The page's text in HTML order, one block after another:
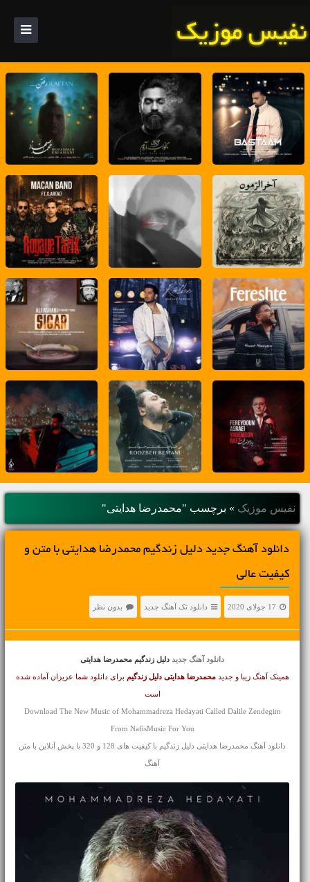
نفیس موزیک » برچسب "محمدرضا هدایتی"
دانلود آهنگ جديد دلیل زندگیم محمدرضا هدایتی با متن و
کیفیت عالی
17 جولای 2020 دانلود تک آهنگ جدید بدون نظر
دانلود آهنگ جدید دلیل زندگیم محمدرضا هدایتی
همینک آهنگ زیبا و جدیدمحمدرضا هدایتی دلیل زندگیم برای دانلود شما عزیزان آماده شده
است
Download The New Music of Mohammadreza Hedayati Called Dalile Zendegim
From NafisMusic For You
دانلود آهنگ محمدرضا هدایتی دلیل زندگیم با کیفیت های 128 و 320 با پخش آنلاین با متن
آهنگ